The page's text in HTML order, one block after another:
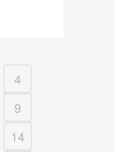
4
9
14